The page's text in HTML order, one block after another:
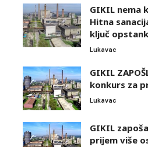
GIKIL nema
Hitna
ključ
Lukavac
GIKIL
konkurs za
Lukavac
GIKIL
prijem više